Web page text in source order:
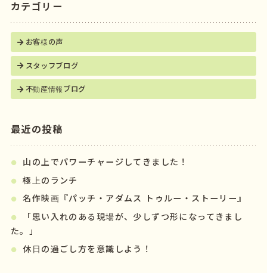
カテゴリー
お客様の声
スタッフブログ
不動産情報ブログ
最近の投稿
山の上でパワーチャージしてきました！
極上のランチ
名作映画『パッチ・アダムス トゥルー・ストーリー』
「思い入れのある現場が、少しずつ形になってきまし
た。」
休日の過ごし方を意識しよう！